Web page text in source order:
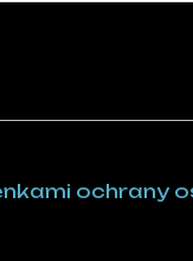
ochrany